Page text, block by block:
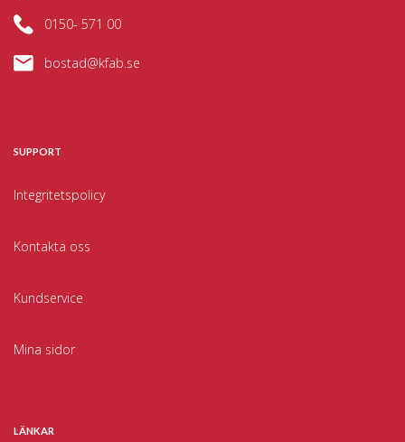
0150- 571 00
bostad@kfab.se
SUPPORT
Integritetspolicy
Kontakta oss
Kundservice
Mina sidor
LÄNKAR